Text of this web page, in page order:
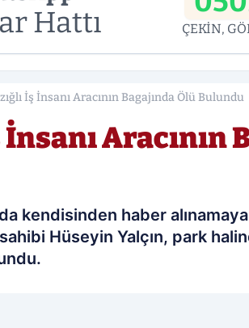
Hattı ÇEKİN,
İş İnsanı Aracının Bagajında Ölü Bulundu
İnsanı Aracının
kendisinden haber
Hüseyin Yalçın, park